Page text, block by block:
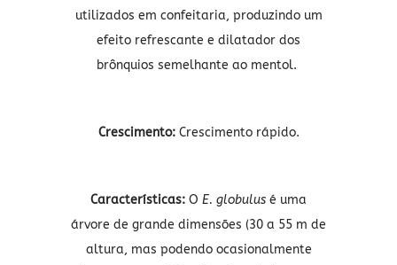
utilizados em confeitaria, produzindo um
efeito refrescante e dilatador dos
brônquios semelhante ao mentol.
Crescimento:Crescimento rápido.
Características: O E. globulus é uma
árvore de grande dimensões (30 a 55 m de
altura, mas podendo ocasionalmente